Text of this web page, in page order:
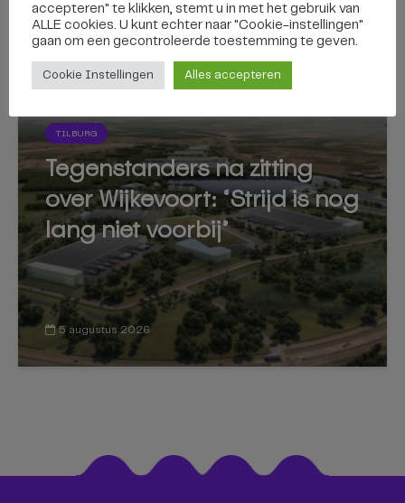
5 augustus 2026
TILBURG
Tegenstanders na zitting
over Wijkevoort: ‘Strijd is nog
lang niet voorbij’
5 augustus 2026
accepteren" te klikken, stemt u in met het gebruik van
ALLE cookies. U kunt echter naar "Cookie-instellingen"
gaan om een ​​gecontroleerde toestemming te geven.
Cookie Instellingen Alles accepteren